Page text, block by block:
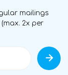
mailings
2x per